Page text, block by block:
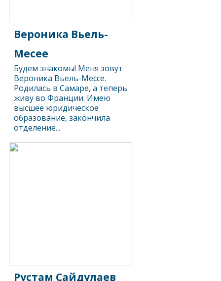
Вероника Вьель-
Месее
Будем знакомы! Меня зовут
Вероника Вьель-Месcе.
Родилась в Самаре, а теперь
живу во Франции. Имею
высшее юридическое
образование, закончила
отделение...
Рустам Сайдулаев